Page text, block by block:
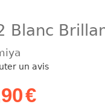
Blanc
un avis
€